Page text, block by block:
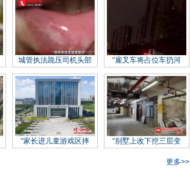
城管执法跪压司机头部 “雇叉车将占位车扔河
“家长进儿童游戏区摔 “别墅上改下挖三层变
更多>>